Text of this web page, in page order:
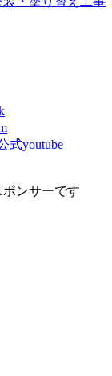
ンサーです